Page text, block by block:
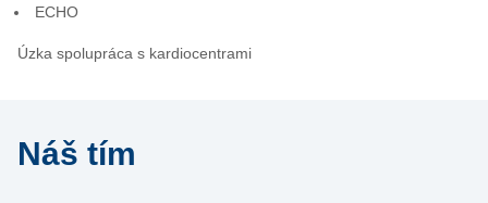
ECHO
Úzka spolupráca s kardiocentrami
Náš tím